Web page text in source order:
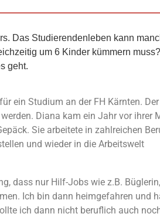
Das Studierendenleben kann
um 6 Kinder kümmern muss?
geht.
ein Studium an der FH Kärnten. Der
Diana kam ein Jahr vor ihrer
Sie arbeitete in zahlreichen
und wieder in die Arbeitswelt
dass nur Hilf-Jobs wie z.B. Büglerin,
Ich bin dann heimgefahren und
ich dann nicht beruflich auch